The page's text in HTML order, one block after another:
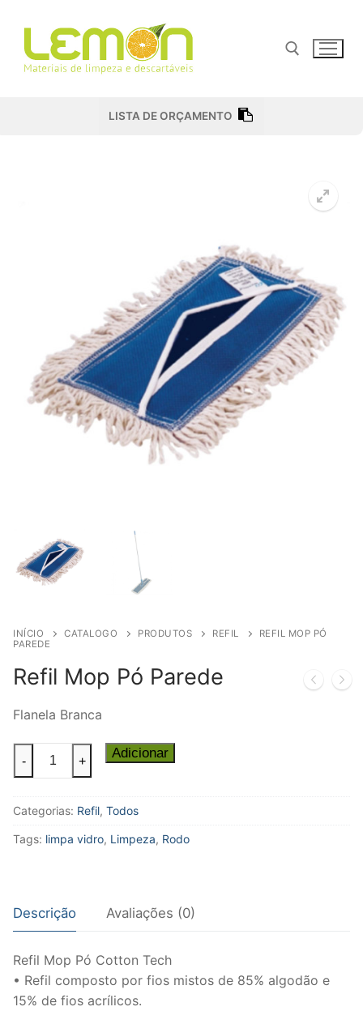
para
conteúdo
Pesquisar por:
LISTA DE ORÇAMENTO
INÍCIO CATALOGO PRODUTOS REFIL
REFIL MOP PÓ
PAREDE
Refil Mop Pó Parede
Flanela Branca
Mop
Parede
quantidade
- + Adicionar
Categorias: Refil, Todos
Tags: limpa vidro, Limpeza, Rodo
Descrição Avaliações (0)
Refil Mop Pó Cotton Tech
• Refil composto por fios mistos de 85% algodão e
15% de fios acrílicos.